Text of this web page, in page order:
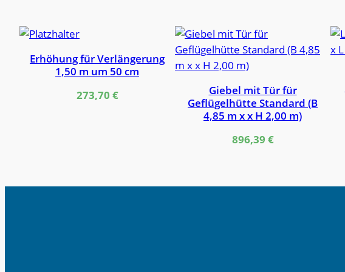
Erhöhung für Verlängerung
1,50 m um 50 cm
273,70 €
Giebel mit Tür für
Geflügelhütte Standard (B
4,85 m x x H 2,00 m)
896,39 €